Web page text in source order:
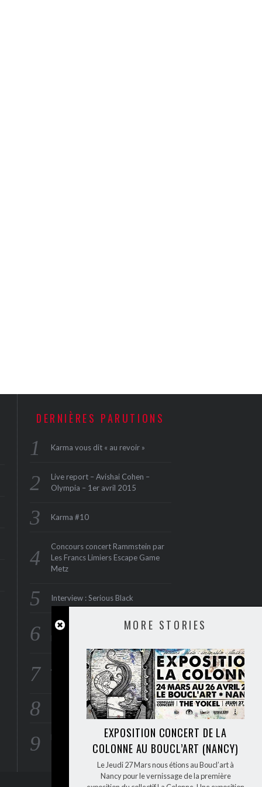
MORE STORIES
EXPOSITION CONCERT DE LA
COLONNE AU BOUCL’ART (NANCY)
Le Jeudi 27 Mars nous étions au Boucl’art à
Nancy pour le vernissage de la première
DERNIÈRES PARUTIONS
Karma vous dit « au revoir »
Live report – Avishai Cohen –
Olympia – 1er avril 2015
Karma #10
Concours concert Rammstein par
Les Francs Limiers Escape Game
Metz
Interview : Serious Black
Thunder en concert à Paris au
ANTI FLAG : en concert à Paris le
1er juin 2015 (Maroquinerie‏)
Interview : Rae Morris
Foire Internationale aux disques le
26 avril 2015 à la Rockhal